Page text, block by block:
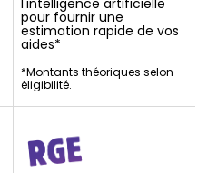
pour fournir une
estimation rapide de vos
aides*
*Montants théoriques selon
éligibilité.